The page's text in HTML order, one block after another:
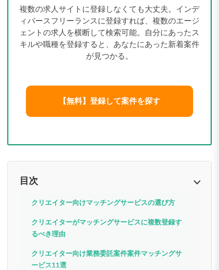
複数の求人サイトに登録しなくても大丈夫。インデ
ィバースフリーランスに登録すれば、複数のエージ
ェントの求人を横断して検索可能。自分にあったス
キルや職種を登録すると、あなたにあった新着案件
が見つかる。
【無料】登録して案件を探す
目次
クリエイター向けマッチングサービスの選び方
クリエイターがマッチングサービスに複数登録す
るべき理由
クリエイター向け業務委託案件案件マッチングサ
ービス11選